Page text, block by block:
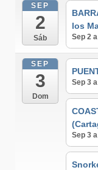
SEP
2
Sáb
los
Sep 2
SEP
3
Dom
Sep 3
Sep 3